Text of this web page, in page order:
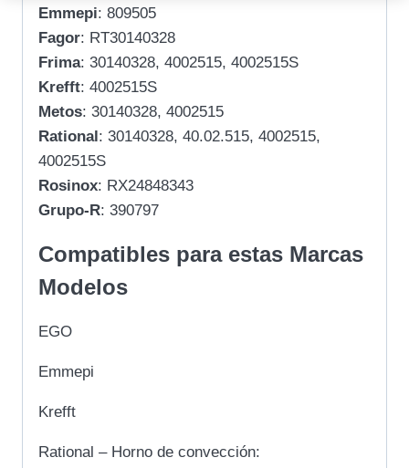
Emmepi: 809505
Fagor: RT30140328
Frima: 30140328, 4002515, 4002515S
Krefft: 4002515S
Metos: 30140328, 4002515
Rational: 30140328, 40.02.515, 4002515,
4002515S
Rosinox: RX24848343
Grupo-R: 390797
Compatibles para estas Marcas
Modelos
EGO
Emmepi
Krefft
Rational – Horno de convección: